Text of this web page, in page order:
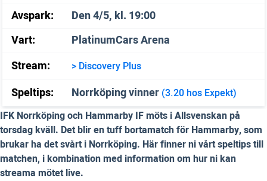
Avspark:
Den 4/5, kl. 19:00
Vart:
PlatinumCars Arena
Stream:
> Discovery Plus
Speltips: Norrköping vinner (3.20 hos Expekt)
IFK Norrköping och Hammarby IF möts i Allsvenskan på
torsdag kväll. Det blir en tuff bortamatch för Hammarby, som
brukar ha det svårt i Norrköping. Här finner ni vårt speltips till
matchen, i kombination med information om hur ni kan
streama mötet live.